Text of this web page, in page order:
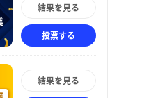
結果を見る
投票する
結果を見る